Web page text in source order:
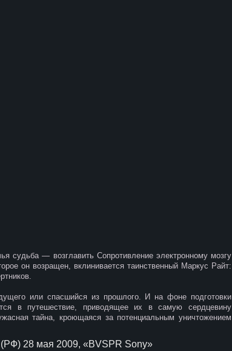
судьба — возглавить Сопротивление электронному мозгу
он возращен, вклинивается таинственный Маркус Райт:
или спасшийся из прошлого. И на фоне подготовки
в путешествие, приводящее их в самую сердцевину
тайна, кроющаяся за потенциальным уничтожением
28 мая 2009, «BVSPR Sony»